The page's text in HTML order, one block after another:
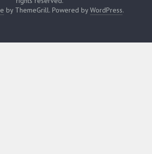
by ThemeGrill. Powered byWordPress.